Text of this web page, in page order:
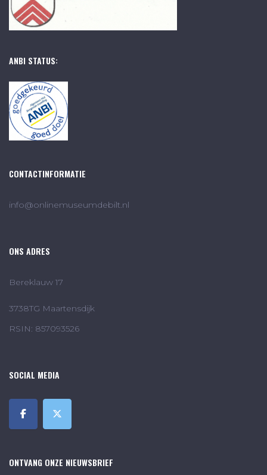
ANBI STATUS:
CONTACTINFORMATIE
info@onlinemuseumdebilt.nl
ONS ADRES
Bereklauw 17
3738TG Maartensdijk
RSIN: 857093526
SOCIAL MEDIA
ONTVANG ONZE NIEUWSBRIEF